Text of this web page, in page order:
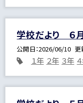
学校だより ６
公開日 2026/06/10 更
１年 ２年 ３年